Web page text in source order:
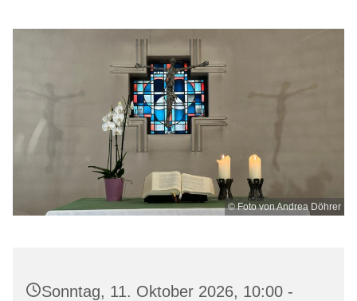
© Foto von Andrea Döhrer
Sonntag, 11. Oktober 2026, 10:00 -